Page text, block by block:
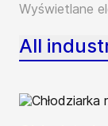
Wyświetlane
All